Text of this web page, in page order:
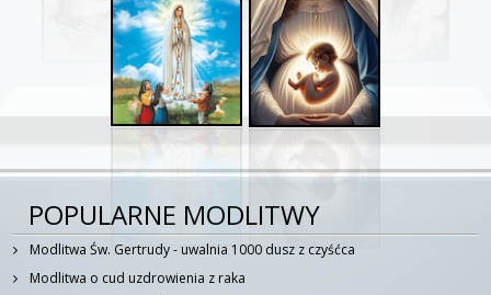
POPULARNE MODLITWY
Modlitwa Św. Gertrudy - uwalnia 1000 dusz z czyśćca
Modlitwa o cud uzdrowienia z raka